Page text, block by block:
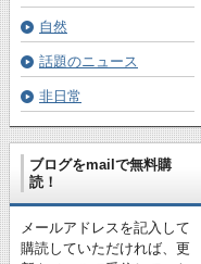
自然
話題のニュース
非日常
ブログをmailで無料購
読！
メールアドレスを記入して
購読していただければ、更